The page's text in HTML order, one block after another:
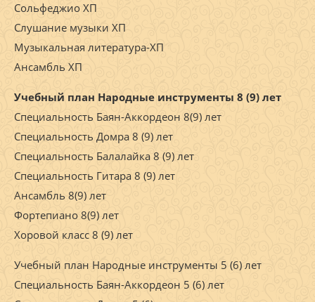
Сольфеджио ХП
Слушание музыки ХП
Музыкальная литература-ХП
Ансамбль ХП
Учебный план Народные инструменты 8 (9) лет
Специальность Баян-Аккордеон 8(9) лет
Специальность Домра 8 (9) лет
Специальность Балалайка 8 (9) лет
Специальность Гитара 8 (9) лет
Ансамбль 8(9) лет
Фортепиано 8(9) лет
Хоровой класс 8 (9) лет
Учебный план Народные инструменты 5 (6) лет
Специальность Баян-Аккордеон 5 (6) лет